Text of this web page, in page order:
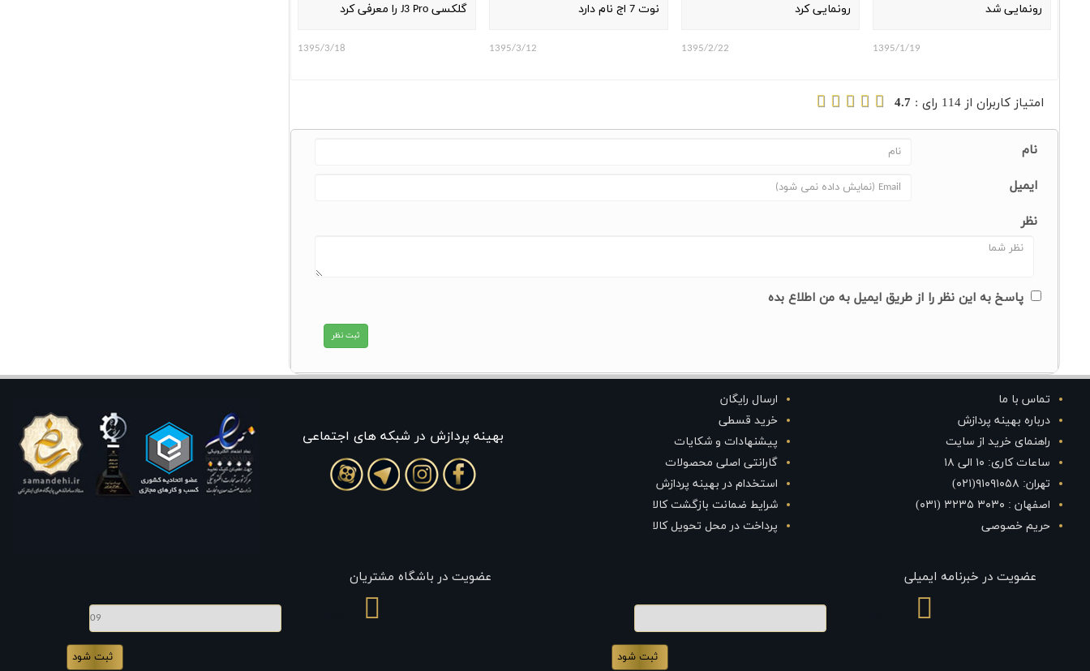
رونمایی شد
1395/1/19
رونمایی کرد
1395/2/22
نوت 7 اج نام دارد
1395/3/12
گلکسی J3 Pro را معرفی کرد
1395/3/18
امتیاز کاربران از 114 رای : 4.7
نام
ایمیل
نظر
پاسخ به این نظر را از طریق ایمیل به من اطلاع بده
تماس با ما
درباره بهینه پردازش
راهنمای خرید از سایت
ساعات کاری: ۱۰ الی ۱۸
تهران: ۹۱۰۹۱۰۵۸(۰۲۱)
اصفهان : ۳۰۳۰ ۳۲۳۵ (۰۳۱)
حریم خصوصی
ارسال رایگان
خرید قسطی
پیشنهادات و شکایات
گارانتی اصلی محصولات
استخدام در بهینه پردازش
شرایط ضمانت بازگشت کالا
پرداخت در محل تحویل کالا
بهينه پردازش در شبکه های اجتماعی
عضویت در خبرنامه ایمیلی عضویت در باشگاه مشتریان